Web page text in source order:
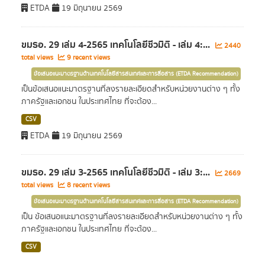
ETDA 19 มิถุนายน 2569
ขมธอ. 29 เล่ม 4-2565 เทคโนโลยีชีวมิติ - เล่ม 4:...
2440
total views
9 recent views
ข้อเสนอแนะมาตรฐานด้านเทคโนโลยีสารสนเทศและการสื่อสาร (ETDA Recommendation)
เป็นข้อเสนอแนะมาตรฐานที่ลงรายละเอียดสำหรับหน่วยงานต่าง ๆ ทั้ง
ภาครัฐและเอกชน ในประเทศไทย ที่จะต้อง...
CSV
ETDA 19 มิถุนายน 2569
ขมธอ. 29 เล่ม 3-2565 เทคโนโลยีชีวมิติ - เล่ม 3:...
2669
total views
8 recent views
ข้อเสนอแนะมาตรฐานด้านเทคโนโลยีสารสนเทศและการสื่อสาร (ETDA Recommendation)
เป็น ข้อเสนอแนะมาตรฐานที่ลงรายละเอียดสำหรับหน่วยงานต่าง ๆ ทั้ง
ภาครัฐและเอกชน ในประเทศไทย ที่จะต้อง...
CSV